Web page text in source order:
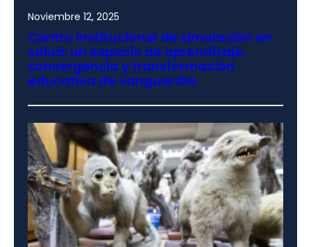
Noviembre 12, 2025
Centro institucional de simulación en
salud: un espacio de aprendizaje,
convergencia y transformación
educativa de vanguardia